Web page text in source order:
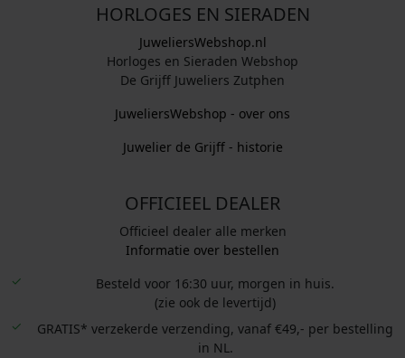
HORLOGES EN SIERADEN
JuweliersWebshop.nl
Horloges en Sieraden Webshop
De Grijff Juweliers Zutphen
JuweliersWebshop - over ons
Juwelier de Grijff - historie
OFFICIEEL DEALER
Officieel dealer alle merken
Informatie over bestellen
Besteld voor 16:30 uur, morgen in huis.
(zie ook de levertijd)
GRATIS* verzekerde verzending, vanaf €49,- per bestelling
in NL.